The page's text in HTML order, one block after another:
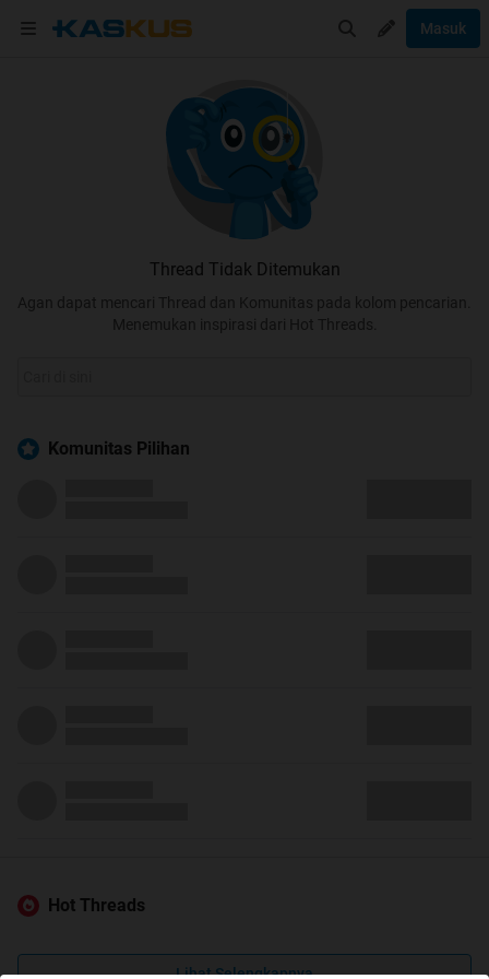
Masuk
Thread Tidak Ditemukan
Agan dapat mencari Thread dan Komunitas pada kolom pencarian.
Menemukan inspirasi dari Hot Threads.
Komunitas Pilihan
Hot Threads
Lihat Selengkapnya